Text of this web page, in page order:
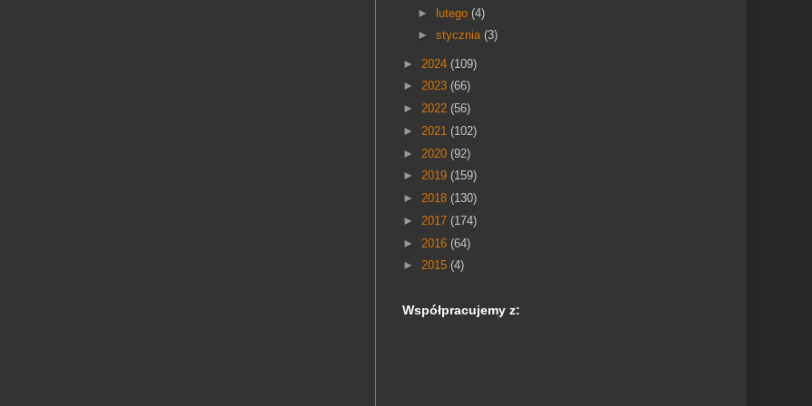
► lutego (4)
► stycznia (3)
► 2024 (109)
► 2023 (66)
► 2022 (56)
► 2021 (102)
► 2020 (92)
► 2019 (159)
► 2018 (130)
► 2017 (174)
► 2016 (64)
► 2015 (4)
Współpracujemy z: